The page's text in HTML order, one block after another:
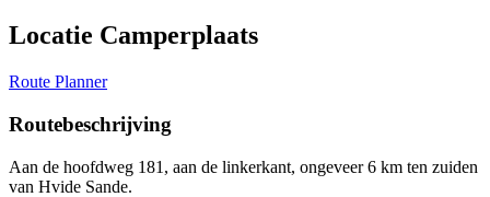
Locatie Camperplaats
Route Planner
Routebeschrijving
Aan de hoofdweg 181, aan de linkerkant, ongeveer 6 km ten zuiden
van Hvide Sande.